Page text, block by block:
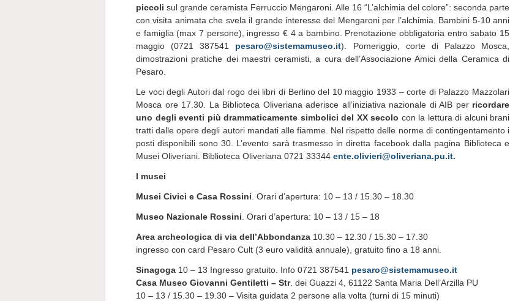
piccoli sul grande ceramista Ferruccio Mengaroni. Alle 16 “L’alchimia del colore”: seconda parte
con visita animata che svela il grande interesse del Mengaroni per l’alchimia. Bambini 5-10 anni
e famiglia (max 7 persone), ingresso € 4 a bambino. Prenotazione obbligatoria entro sabato 15
maggio (0721 387541 pesaro@sistemamuseo.it). Pomeriggio, corte di Palazzo Mosca,
dimostrazioni pratiche dei maestri ceramisti, a cura dell’Associazione Amici della Ceramica di
Pesaro.
Le voci degli Autori dal rogo dei libri di Berlino del 10 maggio 1933 – corte di Palazzo Mazzolari
Mosca ore 17.30. La Biblioteca Oliveriana aderisce all’iniziativa nazionale di AIB per ricordare
uno degli eventi più drammaticamente simbolici del XX secolo con la lettura di alcuni brani
tratti dalle opere degli autori mandati alle fiamme. Nel rispetto delle norme di contingentamento i
posti disponibili sono 30. L’evento sarà trasmesso in diretta facebook dalla pagina Biblioteca e
Musei Oliveriani. Biblioteca Oliveriana 0721 33344 ente.olivieri@oliveriana.pu.it.
I musei
Musei Civici e Casa Rossini . Orari d’apertura: 10 – 13 / 15.30 – 18.30
Museo Nazionale Rossini . Orari d’apertura: 10 – 13 / 15 – 18
Area archeologica di via dell’Abbondanza 10.30 – 12.30 / 15.30 – 17.30
ingresso con card Pesaro Cult (3 euro validità annuale), gratuito fino a 18 anni.
Sinagoga 10 – 13 Ingresso gratuito. Info 0721 387541 pesaro@sistemamuseo.it
Casa Museo Giovanni Gentiletti – Str. dei Guazzi 4, 61122 Santa Maria Dell’Arzilla PU
10 – 13 / 15.30 – 19.30 – Visita guidata 2 persone alla volta (turni di 15 minuti)